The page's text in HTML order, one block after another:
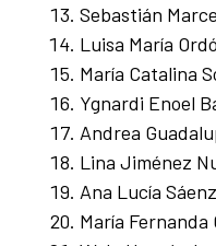
Sebastián
Luisa María
María Catalina
Ygnardi Enoel
Andrea
Lina Jiménez
Ana Lucía Sáenz
María Fernanda